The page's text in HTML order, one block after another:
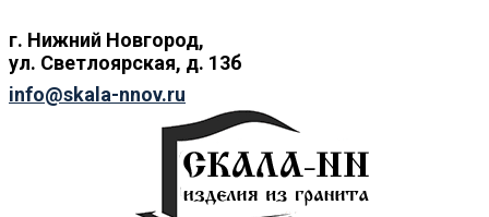
г. Нижний Новгород,
ул. Светлоярская, д. 13б
info@skala-nnov.ru